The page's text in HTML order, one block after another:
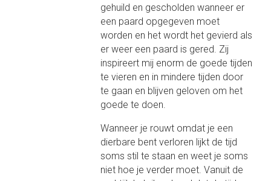
gehuild en gescholden wanneer er
een paard opgegeven moet
worden en het wordt het gevierd als
er weer een paard is gered. Zij
inspireert mij enorm de goede tijden
te vieren en in mindere tijden door
te gaan en blijven geloven om het
goede te doen.
Wanneer je rouwt omdat je een
dierbare bent verloren lijkt de tijd
soms stil te staan en weet je soms
niet hoe je verder moet. Vanuit de